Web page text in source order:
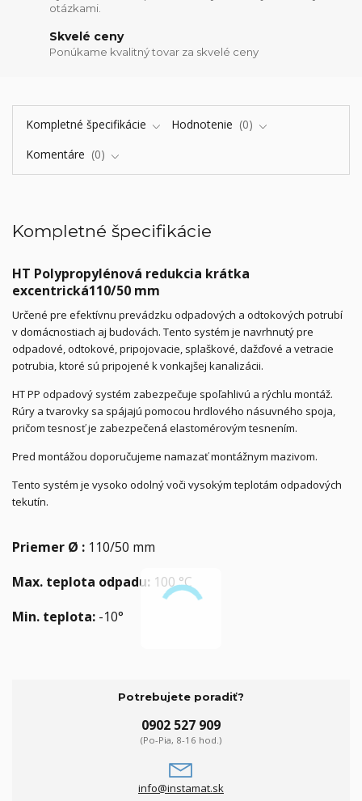
otázkami.
Skvelé ceny
Ponúkame kvalitný tovar za skvelé ceny
Kompletné špecifikácie Hodnotenie
0
Komentáre
0
Kompletné špecifikácie
HT Polypropylénová redukcia krátka
excentrická110/50 mm
Určené pre efektívnu prevádzku odpadových a odtokových potrubí
v domácnostiach aj budovách. Tento systém je navrhnutý pre
odpadové, odtokové, pripojovacie, splaškové, dažďové a vetracie
potrubia, ktoré sú pripojené k vonkajšej kanalizácii.
HT PP odpadový systém zabezpečuje spoľahlivú a rýchlu montáž.
Rúry a tvarovky sa spájajú pomocou hrdlového násuvného spoja,
pričom tesnosť je zabezpečená elastomérovým tesnením.
Pred montážou doporučujeme namazať montážnym mazivom.
Tento systém je vysoko odolný voči vysokým teplotám odpadových
tekutín.
Priemer Ø : 110/50 mm
Max. teplota odpadu: 100 °C
Min. teplota: -10°
Potrebujete poradiť?
0902 527 909
(Po-Pia, 8-16 hod.)
info@instamat.sk